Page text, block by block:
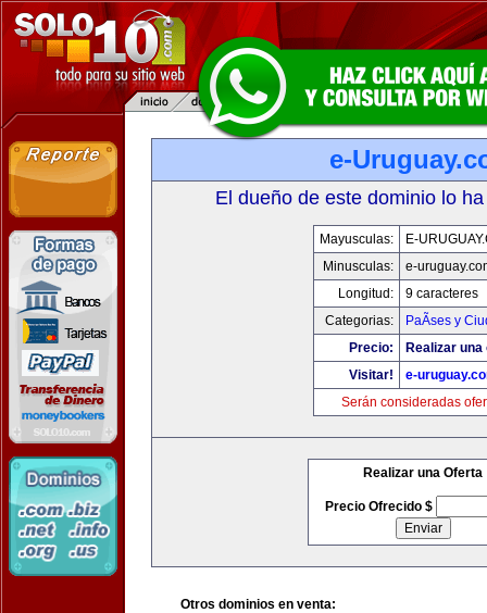
e-
El dueño de este dominio lo
Mayusculas:
E-
Minusculas:
e-
Longitud:
9 caracteres
Categorias:
PaÃ­ses y
Precio:
Realizar
Visitar!
e-
Serán consideradas
Realizar una Oferta
Precio Ofrecido $
Otros dominios en venta: